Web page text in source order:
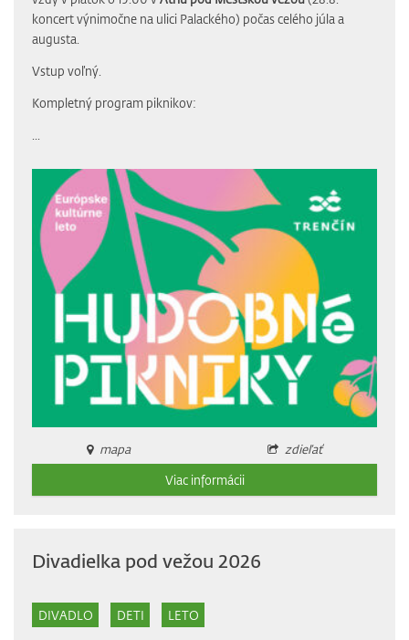
koncert výnimočne na ulici Palackého) počas celého júla a
augusta.
Vstup voľný.
Kompletný program piknikov:
mapa
zdieľať
Viac informácii
Divadielka pod vežou 2026
DIVADLO DETI LETO